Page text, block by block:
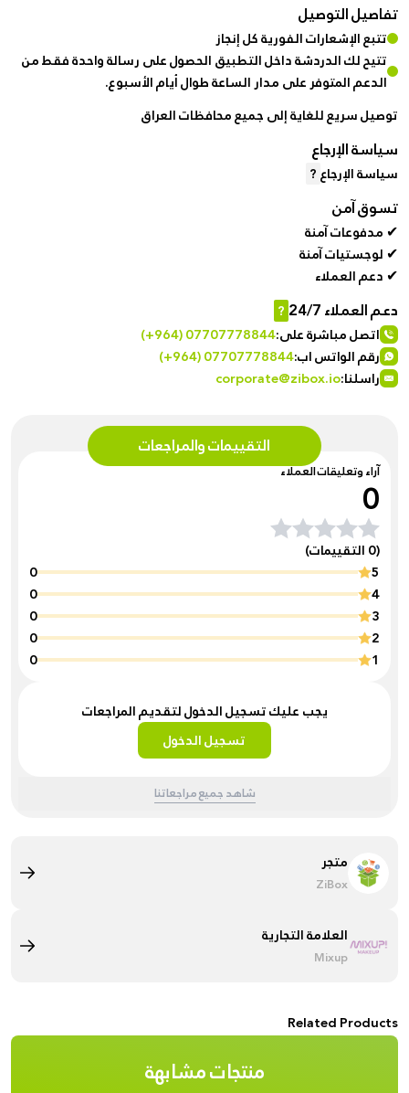
التقييمات والمراجعات
آراء وتعليقات العملاء
0
(0 التقييمات)
5
0
4
0
3
0
2
0
1
0
يجب عليك تسجيل الدخول لتقديم المراجعات
تسجيل الدخول
شاهد جميع مراجعاتنا
تفاصيل التوصيل
تتبع الإشعارات الفورية كل إنجاز
تتيح لك الدردشة داخل التطبيق الحصول على رسالة واحدة فقط من
الدعم المتوفر على مدار الساعة طوال أيام الأسبوع.
توصيل سريع للغاية إلى جميع محافظات العراق
سياسة الإرجاع
سياسة الإرجاع?
تسوق آمن
✔ مدفوعات آمنة
✔ لوجستيات آمنة
✔ دعم العملاء
دعم العملاء 24/7
?
اتصل مباشرة على:(+964) 07707778844
رقم الواتس اب:(+964) 07707778844
راسلنا:corporate@zibox.io
متجر
ZiBox
العلامة التجارية
Mixup
Related Products
منتجات مشابهة